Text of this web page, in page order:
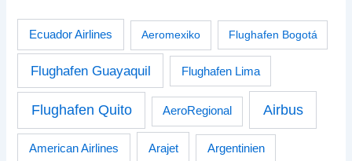
Ecuador Airlines Aeromexiko Flughafen Bogotá
Flughafen Guayaquil Flughafen Lima
Flughafen Quito AeroRegional Airbus
American Airlines Arajet Argentinien